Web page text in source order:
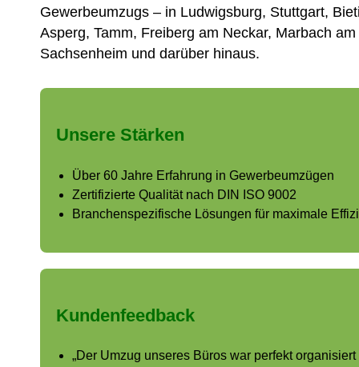
Gewerbeumzugs – in Ludwigsburg, Stuttgart,
Asperg, Tamm, Freiberg am Neckar, Marbach
Sachsenheim und darüber hinaus.
Unsere Stärken
Über 60 Jahre Erfahrung in Gewerbeumzügen
Zertifizierte Qualität nach DIN ISO 9002
Branchenspezifische Lösungen für maximale
Kundenfeedback
„Der Umzug unseres Büros war perfekt